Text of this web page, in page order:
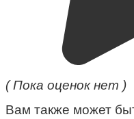
( Пока оценок нет )
Вам также может